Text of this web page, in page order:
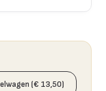
(€ 13,50)